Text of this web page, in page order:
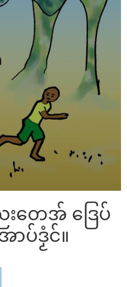
တေအ် ဒြေပ်
ာပ်ဒၟံင်။